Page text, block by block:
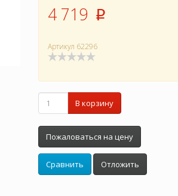
4 719 p
Артикул 62296
В корзину
Пожаловаться на цену
Сравнить Отложить